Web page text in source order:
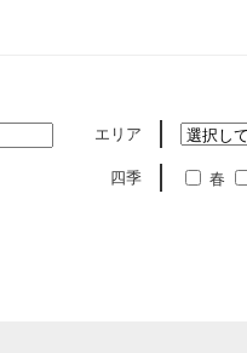
エリア
四季 春